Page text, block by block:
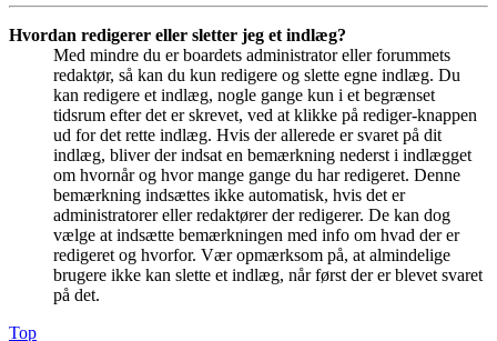
Hvordan redigerer eller sletter jeg et indlæg?
Med mindre du er boardets administrator eller forummets
redaktør, så kan du kun redigere og slette egne indlæg. Du
kan redigere et indlæg, nogle gange kun i et begrænset
tidsrum efter det er skrevet, ved at klikke på rediger-knappen
ud for det rette indlæg. Hvis der allerede er svaret på dit
indlæg, bliver der indsat en bemærkning nederst i indlægget
om hvornår og hvor mange gange du har redigeret. Denne
bemærkning indsættes ikke automatisk, hvis det er
administratorer eller redaktører der redigerer. De kan dog
vælge at indsætte bemærkningen med info om hvad der er
redigeret og hvorfor. Vær opmærksom på, at almindelige
brugere ikke kan slette et indlæg, når først der er blevet svaret
på det.
Top